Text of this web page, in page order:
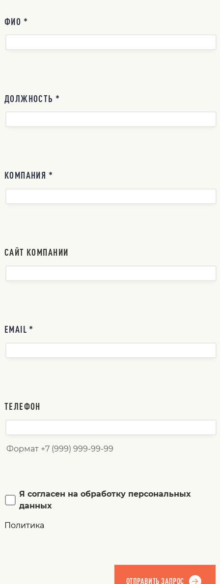
ФИО *
ДОЛЖНОСТЬ *
КОМПАНИЯ *
САЙТ КОМПАНИИ
EMAIL *
ТЕЛЕФОН
Формат +7 (999) 999-99-99
Я согласен на обработку персональных
данных
Политика